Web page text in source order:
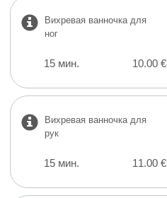
Вихревая ванночка для
ног
15 мин. 10.00 €
Вихревая ванночка для
рук
15 мин. 11.00 €